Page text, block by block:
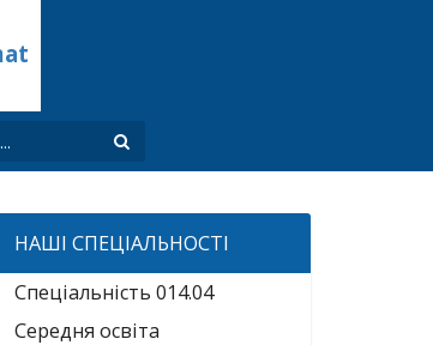
НАШІ СПЕЦІАЛЬНОСТІ
Спеціальність 014.04
Середня освіта